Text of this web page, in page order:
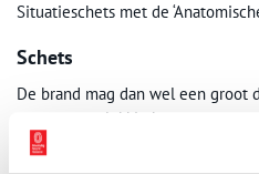
Situatieschets met de
Schets
De brand mag dan wel een groot
verwoest, gelukkig kunnen we
hoe het schilderij eruit moet